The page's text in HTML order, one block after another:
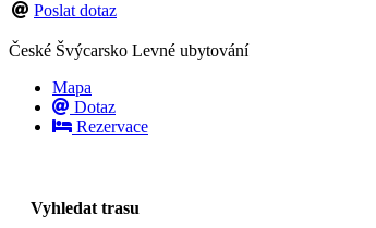
Poslat dotaz
České Švýcarsko Levné ubytování
Mapa
Dotaz
Rezervace
Vyhledat trasu